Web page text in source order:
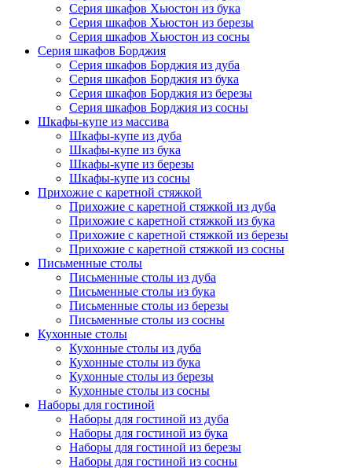
Серия шкафов Хьюстон из бука
Серия шкафов Хьюстон из березы
Серия шкафов Хьюстон из сосны
Серия шкафов Борджия
Серия шкафов Борджия из дуба
Серия шкафов Борджия из бука
Серия шкафов Борджия из березы
Серия шкафов Борджия из сосны
Шкафы-купе из массива
Шкафы-купе из дуба
Шкафы-купе из бука
Шкафы-купе из березы
Шкафы-купе из сосны
Прихожие с каретной стяжкой
Прихожие с каретной стяжкой из дуба
Прихожие с каретной стяжкой из бука
Прихожие с каретной стяжкой из березы
Прихожие с каретной стяжкой из сосны
Письменные столы
Письменные столы из дуба
Письменные столы из бука
Письменные столы из березы
Письменные столы из сосны
Кухонные столы
Кухонные столы из дуба
Кухонные столы из бука
Кухонные столы из березы
Кухонные столы из сосны
Наборы для гостиной
Наборы для гостиной из дуба
Наборы для гостиной из бука
Наборы для гостиной из березы
Наборы для гостиной из сосны